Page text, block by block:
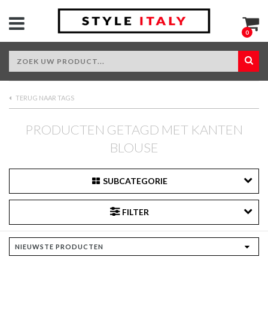
0
TERUG NAAR TAGS
PRODUCTEN GETAGD MET KANTEN
BLOUSE
SUBCATEGORIE
FILTER